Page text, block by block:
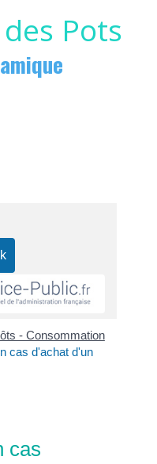
Pots
- Consommation
cas d'achat d'un
cas